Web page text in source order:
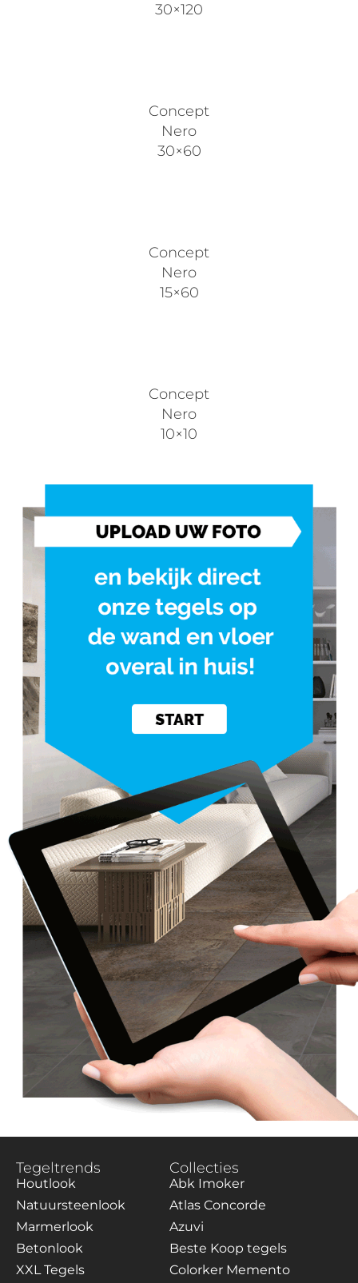
30×120
Concept
Nero
30×60
Concept
Nero
15×60
Concept
Nero
10×10
Tegeltrends
Houtlook
Natuursteenlook
Marmerlook
Betonlook
XXL Tegels
Collecties
Abk Imoker
Atlas Concorde
Azuvi
Beste Koop tegels
Colorker Memento